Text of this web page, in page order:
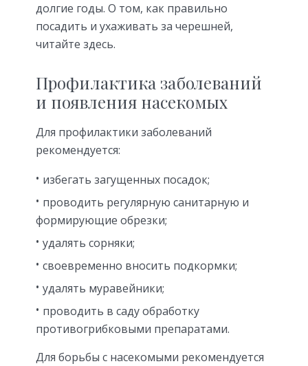
долгие годы. О том, как правильно
посадить и ухаживать за черешней,
читайте здесь.
Профилактика заболеваний
и появления насекомых
Для профилактики заболеваний
рекомендуется:
избегать загущенных посадок;
проводить регулярную санитарную и
формирующие обрезки;
удалять сорняки;
своевременно вносить подкормки;
удалять муравейники;
проводить в саду обработку
противогрибковыми препаратами.
Для борьбы с насекомыми рекомендуется